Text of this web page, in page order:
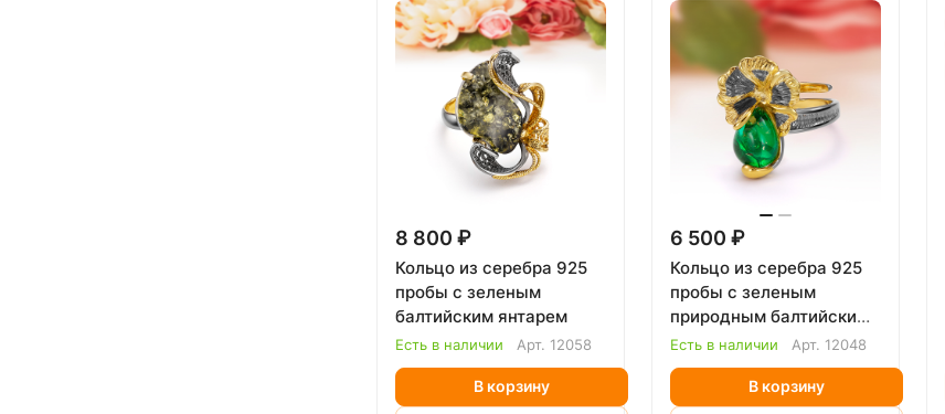
8 800 ₽
Кольцо из серебра 925
пробы с зеленым
балтийским янтарем
Есть в наличии Арт. 12058
В корзину
6 500 ₽
Кольцо из серебра 925
пробы с зеленым
природным балтийским
янтарем
Есть в наличии Арт. 12048
В корзину